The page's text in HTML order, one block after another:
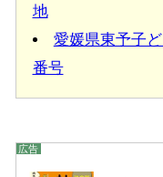
地
愛媛県東予子
番号